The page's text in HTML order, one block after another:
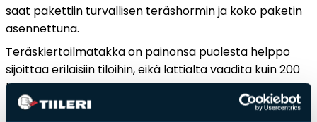
saat pakettiin turvallisen teräshormin ja koko paketin
asennettuna.
Teräskiertoilmatakka on painonsa puolesta helppo
sijoittaa erilaisiin tiloihin, eikä lattialta vaadita kuin 200
kilon kantavuus